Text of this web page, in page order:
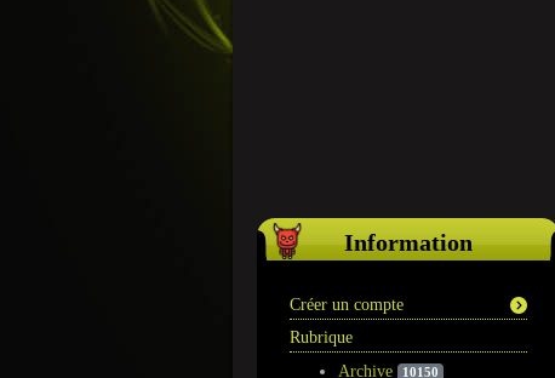
Information
Créer un compte
Rubrique
Archive
10150